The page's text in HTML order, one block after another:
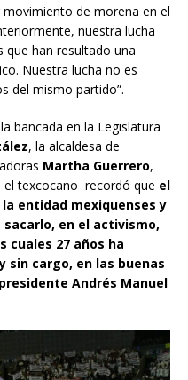
de morena en el
nuestra lucha
que han resultado una
Nuestra lucha no es
del mismo partido”.
bancada en la Legislatura
, la alcaldesa de
Martha Guerrero,
el texcocano recordó que el
entidad mexiquenses y
en el activismo,
cuales 27 años ha
sin cargo, en las buenas
Andrés Manuel